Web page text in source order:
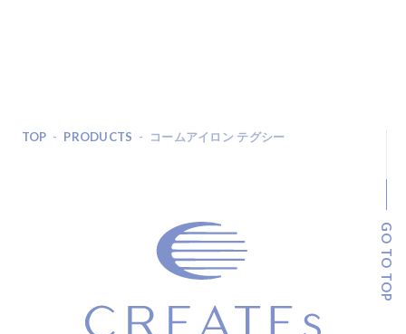
TOP PRODUCTS コームアイロン テグシー
GO TO TOP